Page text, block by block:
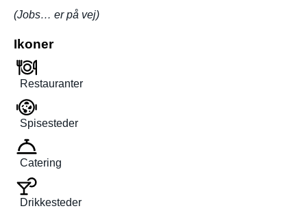
(Jobs… er på vej)
Ikoner
Restauranter
Spisesteder
Catering
Drikkesteder